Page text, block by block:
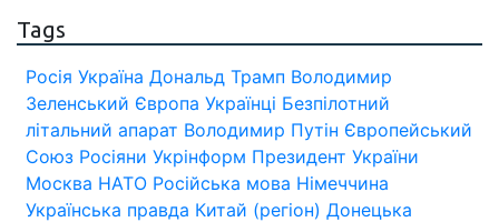
Tags
Росія Україна Дональд Трамп Володимир
Зеленський Європа Українці Безпілотний
літальний апарат Володимир Путін Європейський
Союз Росіяни Укрінформ Президент України
Москва НАТО Російська мова Німеччина
Українська правда Китай (регіон) Донецька